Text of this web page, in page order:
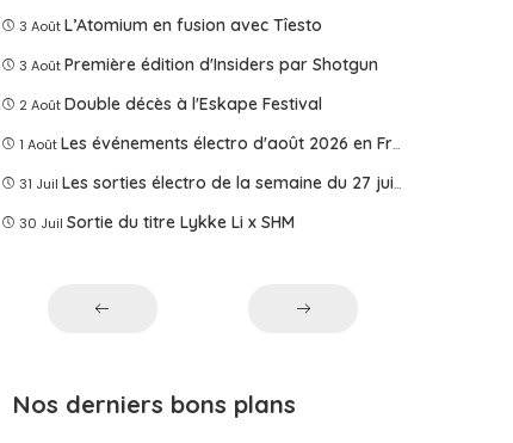
3 Août L’Atomium en fusion avec Tîesto
3 Août Première édition d'Insiders par Shotgun
2 Août Double décès à l'Eskape Festival
1 Août Les événements électro d'août 2026 en France
31 Juil Les sorties électro de la semaine du 27 juillet 2026
30 Juil Sortie du titre Lykke Li x SHM
Nos derniers bons plans